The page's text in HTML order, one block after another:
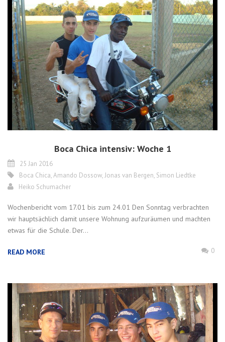
Boca Chica intensiv: Woche 1
25 Jan 2016
Boca Chica,Amando Dossow,Jonas van Bergen, Simon Liedtke
Heiko Schumacher
Wochenbericht vom 17.01 bis zum 24.01 Den Sonntag verbrachten
wir hauptsächlich damit unsere Wohnung aufzuräumen und machten
etwas für die Schule. Der...
READ MORE 0